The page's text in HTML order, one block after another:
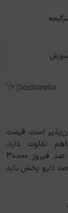
سوزش
است. قیمت
تفاوت دارد.
به‌عنوان‌مثال قیمت کرم زینک اکساید ۱۰ در صد فیروز ۳۰.۰۰۰
اما برای خرید زینک اکساید ۲۵ در صد دارو پخش باید